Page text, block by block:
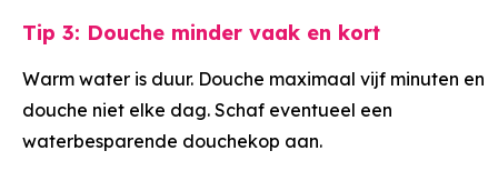
Tip 3: Douche minder vaak en kort
Warm water is duur. Douche maximaal vijf minuten en
douche niet elke dag. Schaf eventueel een
waterbesparende douchekop aan.